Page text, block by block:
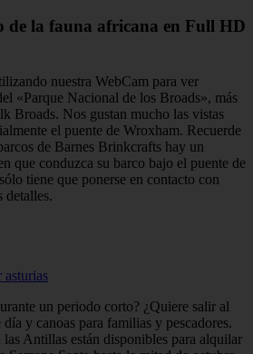
de la fauna africana en Full HD
nuestra WebCam para ver
«Parque Nacional de los Broads», más
Broads. Nos gustan mucho las vistas
el puente de Wroxham. Recuerde
de Barnes Brinkcrafts hay un
que conduzca su barco bajo el puente de
tiene que ponerse en contacto con
detalles.
asturias
un periodo corto? ¿Quiere salir al
día y canoas para familias y pescadores.
las Antillas están disponibles para alquilar